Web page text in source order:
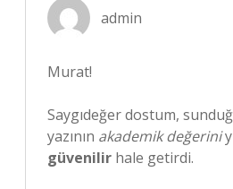
admin
Murat!
Saygıdeğer dostum,
yazının akademik değerini
güvenilir hale getirdi.